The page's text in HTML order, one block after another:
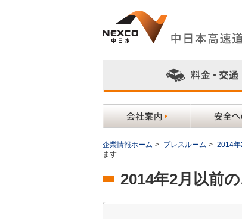
企業情報ホーム > プレスルーム > 2014年
ます
2014年2月以前